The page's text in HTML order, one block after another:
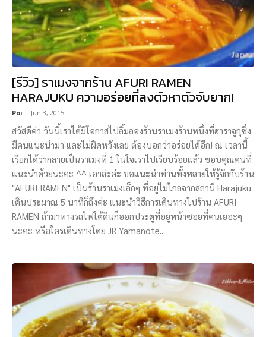
[รีวิว] ราเมงจากร้าน AFURI RAMEN
HARAJUKU ความอร่อยที่ลงตัวหาตัวจับยาก!
Poi - Jun 3, 2015
สวัสดีค่า วันนี้เราได้มีโอกาสไปลิ้มลองร้านราเมงร้านหนึ่งที่ฮาราจูกุซึ่ง
มีคนแนะนำมา และไม่ผิดหวังเลย ต้องบอกว่าอร่อยได้อีก! ณ เวลานี้
เรียกได้ว่ากลายเป็นราเมงที่ 1 ในใจเราไปเรียบร้อยแล้ว ขอบคุณคนที่
แนะนำด้วยนะคะ ^^ เอาล่ะค่ะ ขอแนะนำท่านทั้งหลายให้รู้จักกับร้าน
"AFURI RAMEN" เป็นร้านราเมงเล็กๆ ที่อยู่ไม่ไกลจากสถานี Harajuku
เดินประมาณ 5 นาทีก็ถึงค่ะ แนะนำวิธีการเดินทางไปร้าน AFURI
RAMEN ถ้ามาทางรถไฟใต้ดินก็ออกประตูที่อยู่หน้าซอยที่คนเยอะๆ
นะคะ หรือใครเดินทางโดย JR Yamanote...